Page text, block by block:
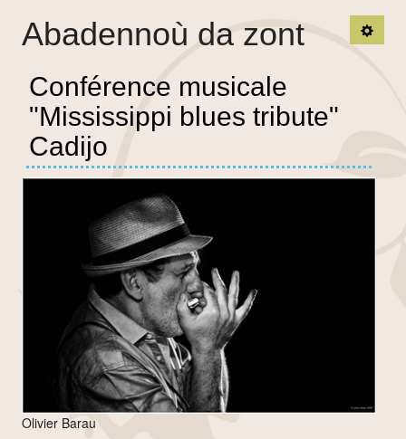
Abadennoù da zont
Conférence musicale
"Mississippi blues tribute"
Cadijo
Olivier Barau